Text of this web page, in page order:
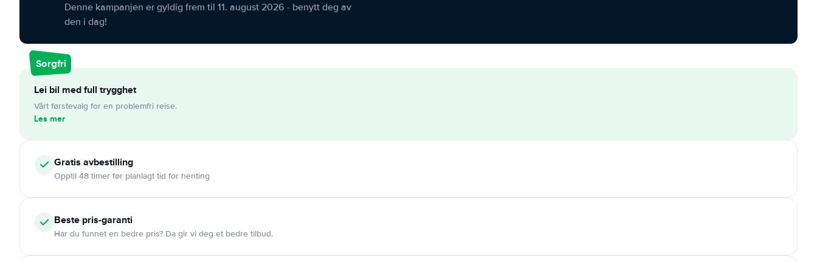
Denne kampanjen er gyldig frem til 11. august 2026 - benytt deg av
den i dag!
Sorgfri
Lei bil med full trygghet
Vårt førstevalg for en problemfri reise.
Les mer
Gratis avbestilling
Opptil 48 timer før planlagt tid for henting
Beste pris-garanti
Har du funnet en bedre pris? Da gir vi deg et bedre tilbud.